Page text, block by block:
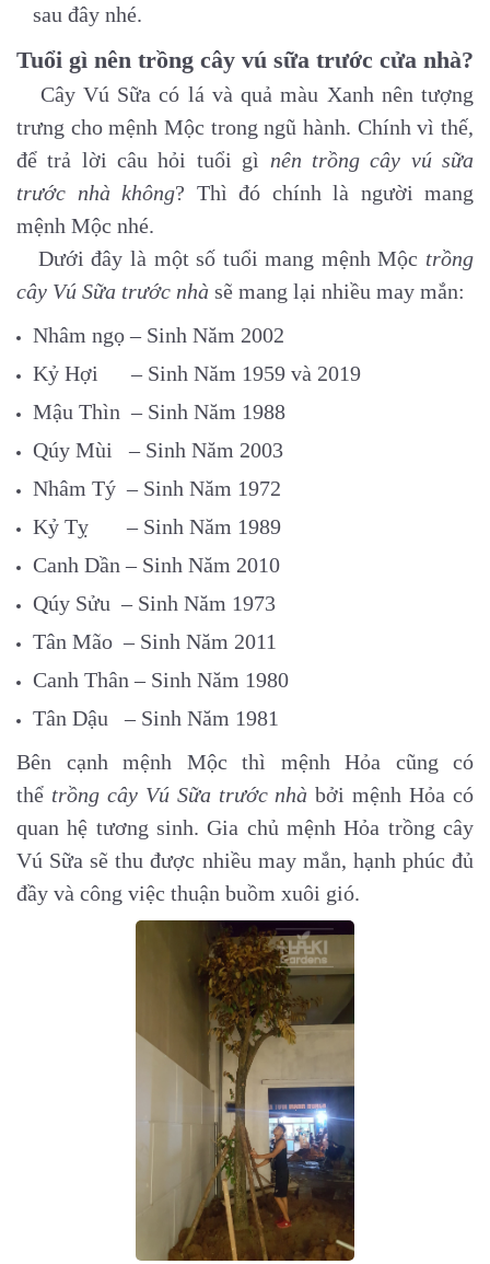
sau đây nhé.
Tuổi gì nên trồng cây vú sữa trước cửa nhà?
Cây Vú Sữa có lá và quả màu Xanh nên tượng
trưng cho mệnh Mộc trong ngũ hành. Chính vì thế,
để trả lời câu hỏi tuổi gì nên trồng cây vú sữa
trước nhà không? Thì đó chính là người mang
mệnh Mộc nhé.
Dưới đây là một số tuổi mang mệnh Mộc trồng
cây Vú Sữa trước nhà sẽ mang lại nhiều may mắn:
Nhâm ngọ – Sinh Năm 2002
Kỷ Hợi – Sinh Năm 1959 và 2019
Mậu Thìn – Sinh Năm 1988
Qúy Mùi – Sinh Năm 2003
Nhâm Tý – Sinh Năm 1972
Kỷ Tỵ – Sinh Năm 1989
Canh Dần – Sinh Năm 2010
Qúy Sửu – Sinh Năm 1973
Tân Mão – Sinh Năm 2011
Canh Thân – Sinh Năm 1980
Tân Dậu – Sinh Năm 1981
Bên cạnh mệnh Mộc thì mệnh Hỏa cũng có
thể trồng cây Vú Sữa trước nhà bởi mệnh Hỏa có
quan hệ tương sinh. Gia chủ mệnh Hỏa trồng cây
Vú Sữa sẽ thu được nhiều may mắn, hạnh phúc đủ
đầy và công việc thuận buồm xuôi gió.